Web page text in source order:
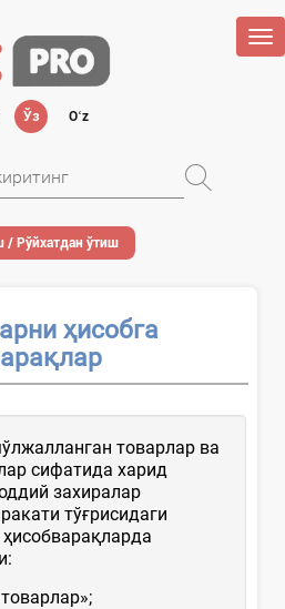
Ўз Oʻz
/ Рўйхатдан ўтиш
ҳисобга
товарлар ва
сифатида харид
захиралар
тўғрисидаги